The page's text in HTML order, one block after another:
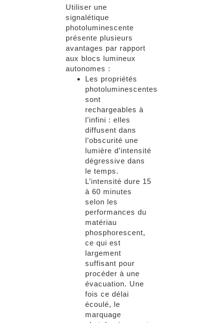
Utiliser une
signalétique
photoluminescente
présente plusieurs
avantages par rapport
aux blocs lumineux
autonomes :
Les propriétés
photoluminescentes
sont
rechargeables à
l’infini : elles
diffusent dans
l’obscurité une
lumière d’intensité
dégressive dans
le temps.
L’intensité dure 15
à 60 minutes
selon les
performances du
matériau
phosphorescent,
ce qui est
largement
suffisant pour
procéder à une
évacuation. Une
fois ce délai
écoulé, le
marquage